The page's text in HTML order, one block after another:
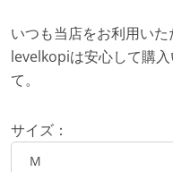
いつも当店をお利用いた
levelkopiは安心して購
て。
サイズ：